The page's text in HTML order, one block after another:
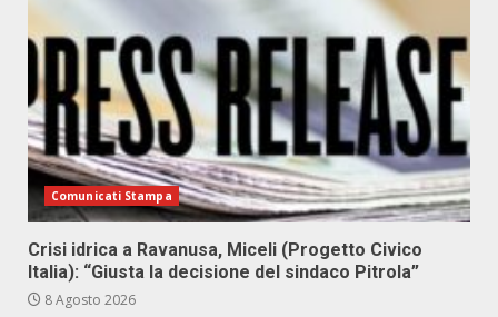
Comunicati Stampa
Crisi idrica a Ravanusa, Miceli (Progetto Civico
Italia): “Giusta la decisione del sindaco Pitrola”
8 Agosto 2026